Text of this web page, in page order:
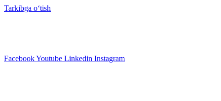
Tarkibga oʻtish
FacebookYoutube Linkedin Instagram